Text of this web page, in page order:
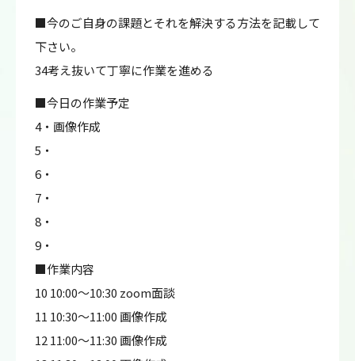
■今のご自身の課題とそれを解決する方法を記載して
下さい。
34考え抜いて丁寧に作業を進める
■今日の作業予定
4・画像作成
5・
6・
7・
8・
9・
■作業内容
10 10:00～10:30 zoom面談
11 10:30～11:00 画像作成
12 11:00～11:30 画像作成